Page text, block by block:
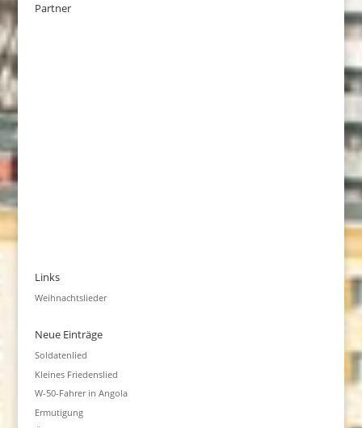
Partner
Links
Weihnachtslieder
Neue Einträge
Soldatenlied
Kleines Friedenslied
W-50-Fahrer in Angola
Ermutigung